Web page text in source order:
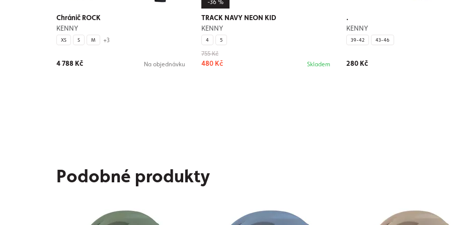
Chránič ROCK
KENNY
XS S M +3
4 788 Kč Na objednávku
-36 %
TRACK NAVY NEON KID
KENNY
4 5
755 Kč
480 Kč Skladem
.
KENNY
39-42 43-46
280 Kč
Podobné produkty